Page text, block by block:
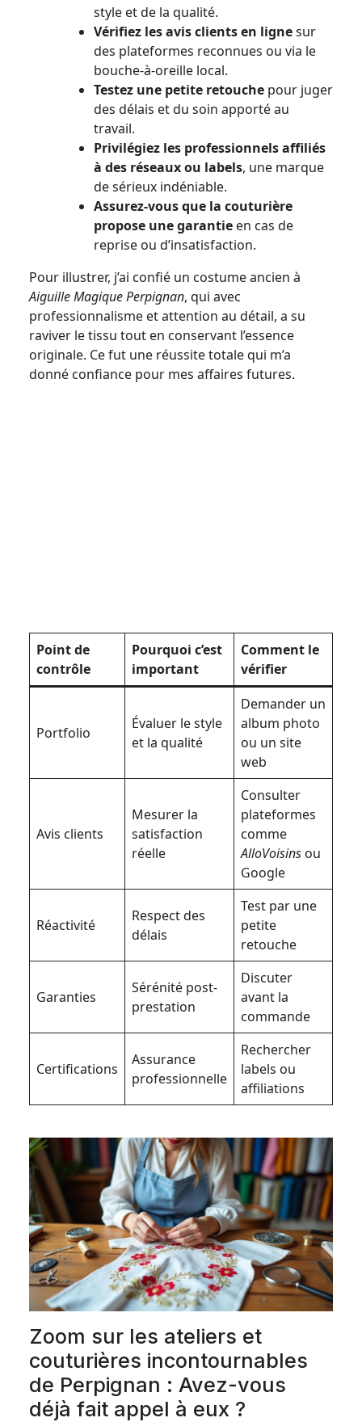
style et de la qualité.
Vérifiez les avis clients en lignesur
des plateformes reconnues ou via le
bouche-à-oreille local.
Testez une petite retouche pour juger
des délais et du soin apporté au
travail.
Privilégiez les professionnels affiliés
à des réseaux ou labels, une marque
de sérieux indéniable.
Assurez-vous que la couturière
propose une garantie en cas de
reprise ou d’insatisfaction.
Pour illustrer, j’ai confié un costume ancien à
Aiguille Magique Perpignan, qui avec
professionnalisme et attention au détail, a su
raviver le tissu tout en conservant l’essence
originale. Ce fut une réussite totale qui m’a
donné confiance pour mes affaires futures.
Point de
contrôle
Pourquoi c’est
important
Comment le
vérifier
Portfolio
Évaluer le style
et la qualité
Demander un
album photo
ou un site
web
Avis clients
Mesurer la
satisfaction
réelle
Consulter
plateformes
comme
AlloVoisins ou
Google
Réactivité
Respect des
délais
Test par une
petite
retouche
Garanties
Sérénité post-
prestation
Discuter
avant la
commande
Certifications
Assurance
professionnelle
Rechercher
labels ou
affiliations
Zoom sur les ateliers et
couturières incontournables
de Perpignan : Avez-vous
déjà fait appel à eux ?